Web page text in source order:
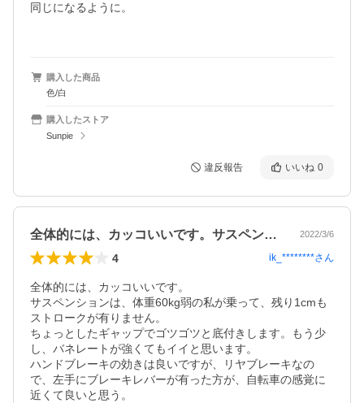
同じになるように。
購入した商品
色/白
購入したストア
Sunpie
違反報告 いいね 0
全体的には、カッコいいです。サスペンシ… 2022/3/6
4 ik_********さん
全体的には、カッコいいです。
サスペンションは、体重60kg弱の私が乗って、残り1cmも
ストロークが有りません。
ちょっとしたギャップでゴツゴツと底付きします。もう少
し、バネレートが強くてもイイと思います。
ハンドブレーキの効きは良いですが、リヤブレーキなの
で、左手にブレーキレバーが有った方が、自転車の感覚に
近くて良いと思う。